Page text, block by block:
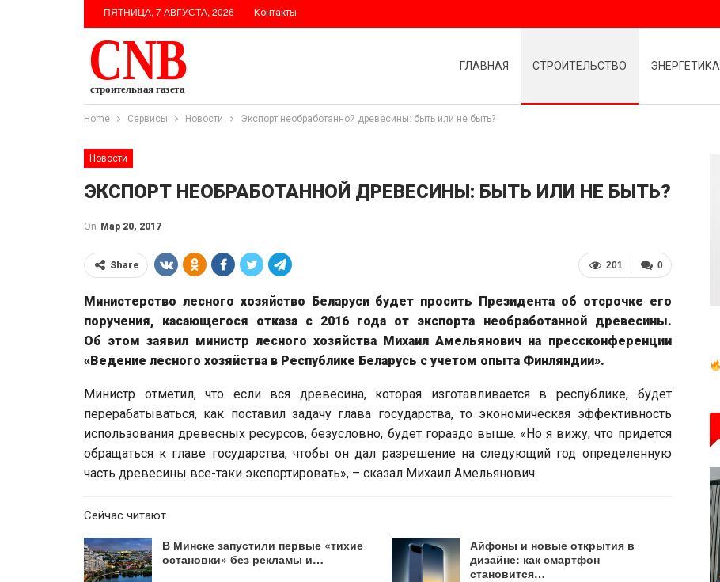
ПЯТНИЦА, 7 АВГУСТА, 2026 Контакты
ГЛАВНАЯ СТРОИТЕЛЬСТВО ЭНЕРГЕТИКА
Home Сервисы Новости Экспорт необработанной древесины: быть или не быть?
Новости
ЭКСПОРТ НЕОБРАБОТАННОЙ ДРЕВЕСИНЫ: БЫТЬ ИЛИ НЕ БЫТЬ?
On Мар 20, 2017
0
201
Share
Министерство лесного хозяйство Беларуси будет просить Президента об отсрочке его
поручения, касающегося отказа с 2016 года от экспорта необработанной древесины.
Об этом заявил министр лесного хозяйства Михаил Амельянович на пресс­конференции
«Ведение лесного хозяйства в Республике Беларусь с учетом опыта Финляндии».
Министр отметил, что если вся древесина, которая изготавливается в республике, будет
перерабатываться, как поставил задачу глава государства, то экономическая эффективность
использования древесных ресурсов, безусловно, будет гораздо выше. «Но я вижу, что придется
обращаться к главе государства, чтобы он дал разрешение на следующий год определенную
часть древесины все­-таки экспортировать», – сказал Михаил Амельянович.
Сейчас читают
В Минске запустили первые «тихие
остановки» без рекламы и…
Айфоны и новые открытия в
дизайне: как смартфон
становится…